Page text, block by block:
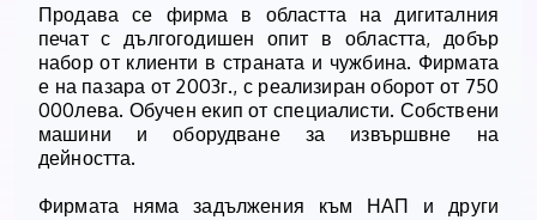
Продава се фирма в областта на дигиталния
печат с дългогодишен опит в областта, добър
набор от клиенти в страната и чужбина. Фирмата
е на пазара от 2003г., с реализиран оборот от 750
000лева. Обучен екип от специалисти. Собствени
машини и оборудване за извършвне на
дейността.
Фирмата няма задължения към НАП и други